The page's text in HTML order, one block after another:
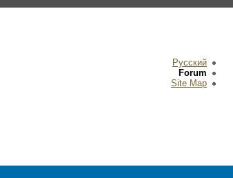
Русский
Forum
Site Map